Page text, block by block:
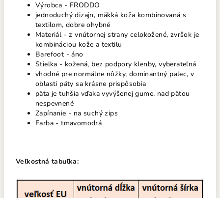
Výrobca - FRODDO
jednoduchý dizajn, mäkká koža kombinovaná s
textilom, dobre ohybné
Materiál - z vnútornej strany celokožené, zvršok je
kombináciou kože a textilu
Barefoot - áno
Stielka - kožená, bez podpory klenby, vyberateľná
vhodné pre normálne nôžky, dominantný palec, v
oblasti päty sa krásne prispôsobia
päta je tuhšia vďaka vyvýšenej gume, nad pätou
nespevnené
Zapínanie - na suchý zips
Farba - tmavomodrá
Veľkostná tabuľka: